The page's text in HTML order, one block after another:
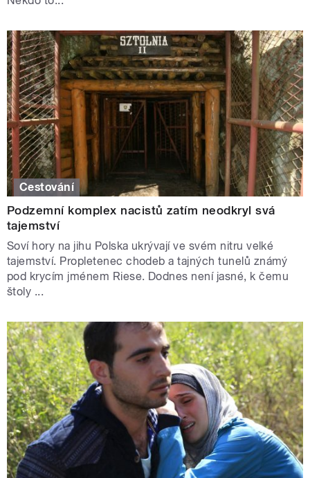
Cestování
Podzemní komplex nacistů zatím neodkryl svá
tajemství
Soví hory na jihu Polska ukrývají ve svém nitru velké
tajemství. Propletenec chodeb a tajných tunelů známý
pod krycím jménem Riese. Dodnes není jasné, k čemu
štoly ...